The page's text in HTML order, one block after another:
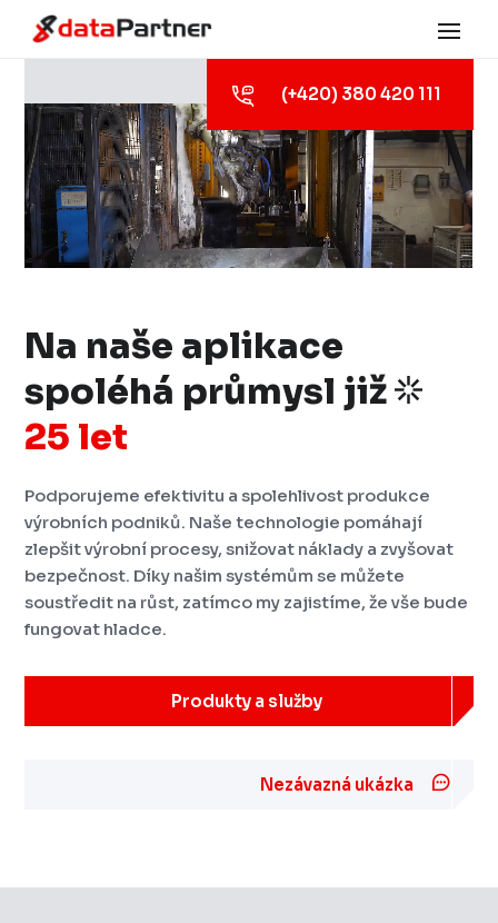
Na naše aplikace
spoléhá průmysl již
25 let
Podporujeme efektivitu a spolehlivost produkce
výrobních podniků. Naše technologie pomáhají
zlepšit výrobní procesy, snižovat náklady a zvyšovat
bezpečnost. Díky našim systémům se můžete
soustředit na růst, zatímco my zajistíme, že vše bude
fungovat hladce.
Produkty a služby
Nezávazná ukázka
(+420) 380 420 111